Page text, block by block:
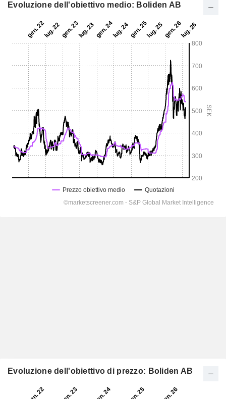
Evoluzione dell'obiettivo medio: Boliden AB
Evoluzione dell'obiettivo di prezzo: Boliden AB